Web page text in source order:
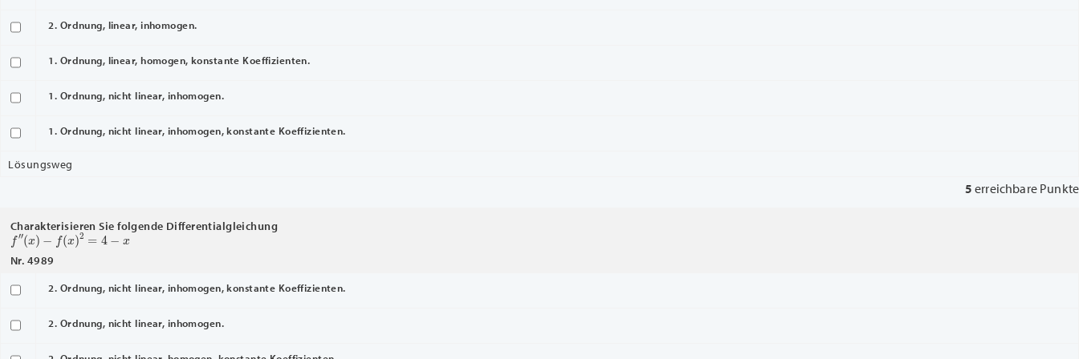
2. Ordnung, linear, inhomogen.
1. Ordnung, linear, homogen, konstante Koeffizienten.
1. Ordnung, nicht linear, inhomogen.
1. Ordnung, nicht linear, inhomogen, konstante Koeffizienten.
Lösungsweg
5 erreichbare Punkte
Charakterisieren Sie folgende Differentialgleichung
f″(x)−f(x)2=4− x
Nr. 4989
2. Ordnung, nicht linear, inhomogen, konstante Koeffizienten.
2. Ordnung, nicht linear, inhomogen.